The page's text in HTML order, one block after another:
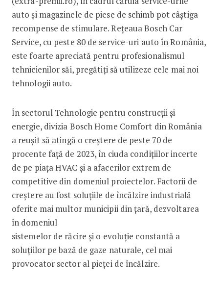
auto și magazinele de piese de schimb pot câștiga
recompense de stimulare. Rețeaua Bosch Car
Service, cu peste 80 de service-uri auto în România,
este foarte apreciată pentru profesionalismul
tehnicienilor săi, pregătiți să utilizeze cele mai noi
tehnologii auto.
În sectorul Tehnologie pentru construcții și
energie, divizia Bosch Home Comfort din România
a reușit să atingă o creștere de peste 70 de
procente față de 2023, în ciuda condițiilor incerte
de pe piața HVAC și a afacerilor extrem de
competitive din domeniul proiectelor. Factorii de
creștere au fost soluțiile de încălzire industrială
oferite mai multor municipii din țară, dezvoltarea
în domeniul
sistemelor de răcire și o evoluție constantă a
soluțiilor pe bază de gaze naturale, cel mai
provocator sector al pieței de încălzire.